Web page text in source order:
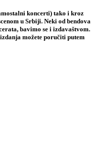
koncerti) tako i kroz
u Srbiji. Neki od bendova
bavimo se i izdavaštvom.
možete poručiti putem